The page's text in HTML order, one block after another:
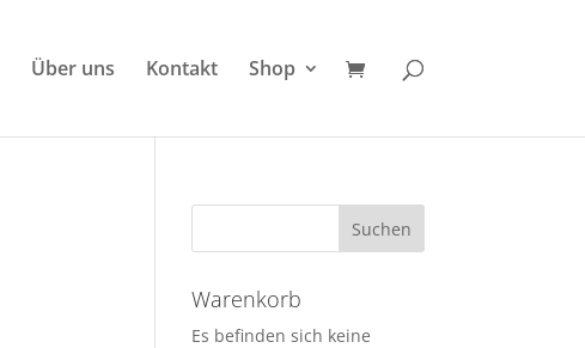
Über uns Kontakt Shop
Warenkorb
Es befinden sich keine